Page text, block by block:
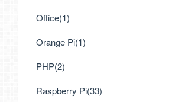
Office(1)
Orange Pi(1)
PHP(2)
Raspberry Pi(33)